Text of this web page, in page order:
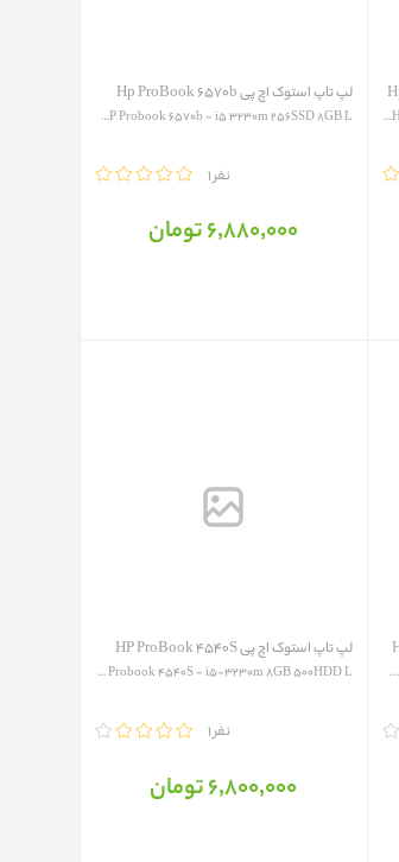
Hp EliteBook 840 G5-i5-5280MQ - 8GB - 2...
لپ تاپ استوک اچ پی Hp ProBook 6570b
HP Probook 6570b - i5 3230m 256SSD 8GB L...
1 نفر
6٬880٬000 تومان
لپ تاپ استوک اچ پی HP ProBook 4540S
HP Probook 4540S - i5-3230m 8GB 500HDD L...
1 نفر
6٬800٬000 تومان